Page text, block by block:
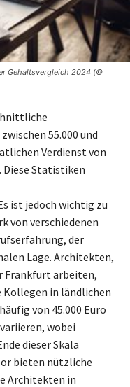
Gehaltsvergleich 2024 (©
55.000 und
Verdienst von
Diese Statistiken
ist jedoch wichtig zu
von verschiedenen
der
Lage. Architekten,
Frankfurt arbeiten,
Kollegen in ländlichen
von 45.000 Euro
wobei
dieser Skala
bieten nützliche
Architekten in